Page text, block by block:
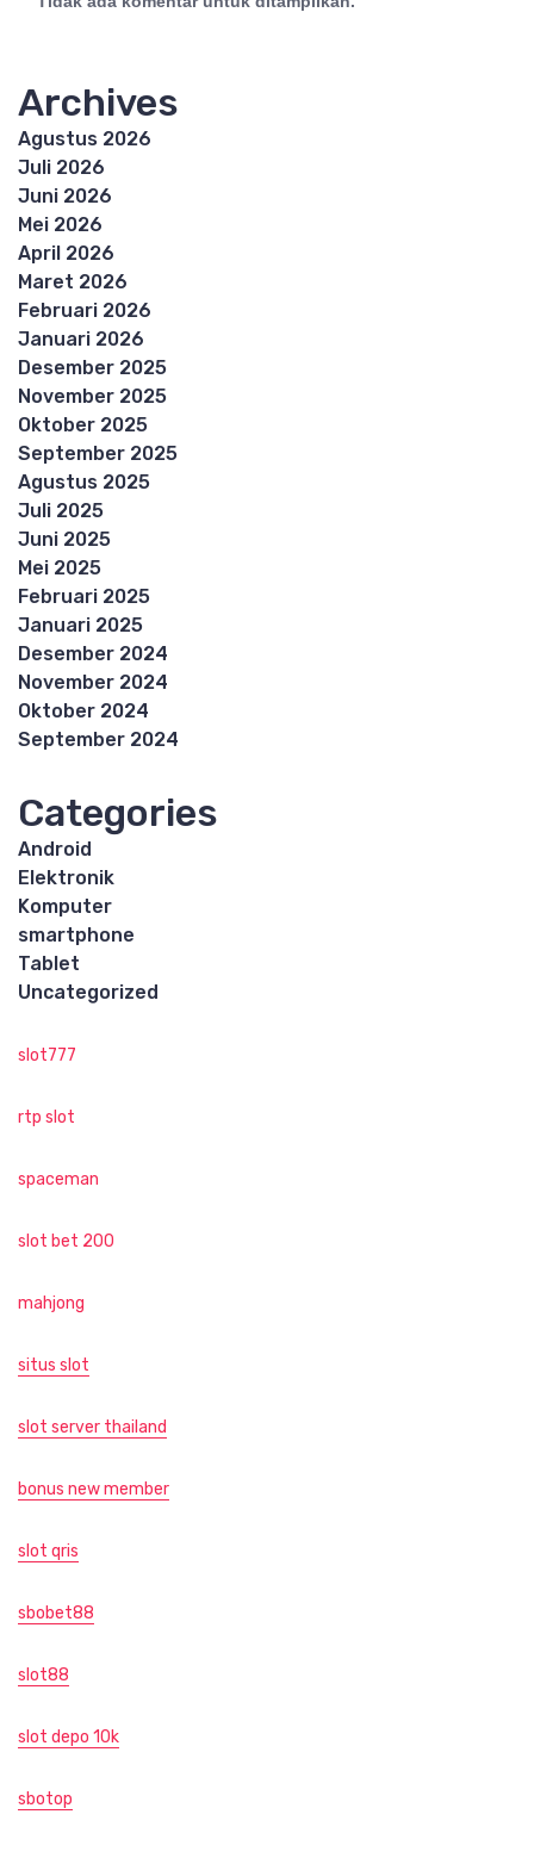
Archives
Agustus 2026
Juli 2026
Juni 2026
Mei 2026
April 2026
Maret 2026
Februari 2026
Januari 2026
Desember 2025
November 2025
Oktober 2025
September 2025
Agustus 2025
Juli 2025
Juni 2025
Mei 2025
Februari 2025
Januari 2025
Desember 2024
November 2024
Oktober 2024
September 2024
Categories
Android
Elektronik
Komputer
smartphone
Tablet
Uncategorized
slot777
rtp slot
spaceman
slot bet 200
mahjong
situs slot
slot server thailand
bonus new member
slot qris
sbobet88
slot88
slot depo 10k
sbotop